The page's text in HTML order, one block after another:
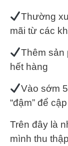
Thường
mãi từ các
Thêm sản
hết hàng
Vào sớm
“đậm” để
Trên đây là
mình thu